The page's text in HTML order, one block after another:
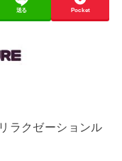
送る Pocket
ラクゼーションル